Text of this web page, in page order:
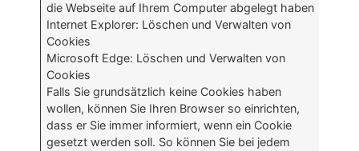
die Webseite auf Ihrem Computer abgelegt haben
Internet Explorer: Löschen und Verwalten von
Cookies
Microsoft Edge: Löschen und Verwalten von
Cookies
Falls Sie grundsätzlich keine Cookies haben
wollen, können Sie Ihren Browser so einrichten,
dass er Sie immer informiert, wenn ein Cookie
gesetzt werden soll. So können Sie bei jedem